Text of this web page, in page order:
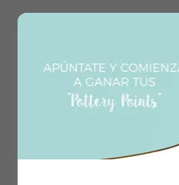
QUE QUIERES HACER